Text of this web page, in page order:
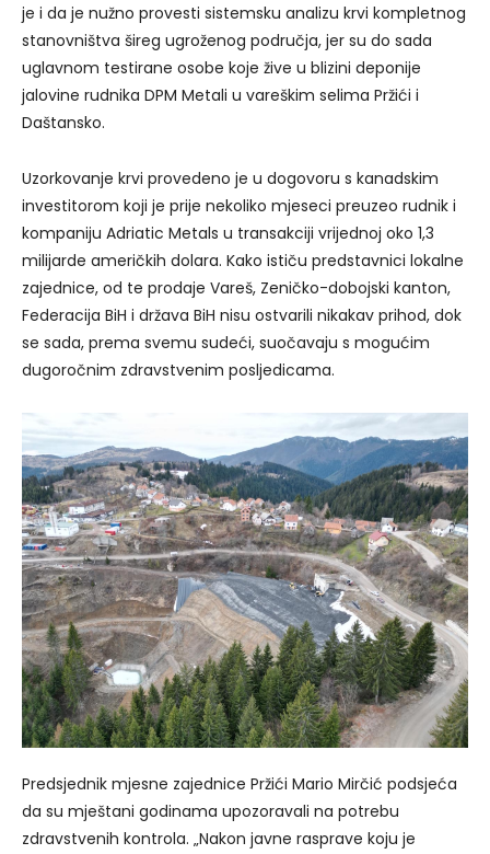
je i da je nužno provesti sistemsku analizu krvi kompletnog
stanovništva šireg ugroženog područja, jer su do sada
uglavnom testirane osobe koje žive u blizini deponije
jalovine rudnika DPM Metali u vareškim selima Pržići i
Daštansko.
Uzorkovanje krvi provedeno je u dogovoru s kanadskim
investitorom koji je prije nekoliko mjeseci preuzeo rudnik i
kompaniju Adriatic Metals u transakciji vrijednoj oko 1,3
milijarde američkih dolara. Kako ističu predstavnici lokalne
zajednice, od te prodaje Vareš, Zeničko-dobojski kanton,
Federacija BiH i država BiH nisu ostvarili nikakav prihod, dok
se sada, prema svemu sudeći, suočavaju s mogućim
dugoročnim zdravstvenim posljedicama.
Predsjednik mjesne zajednice Pržići Mario Mirčić podsjeća
da su mještani godinama upozoravali na potrebu
zdravstvenih kontrola. „Nakon javne rasprave koju je